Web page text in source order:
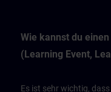
Wie kannst du
(Learning Event,
Es ist sehr wichtig,